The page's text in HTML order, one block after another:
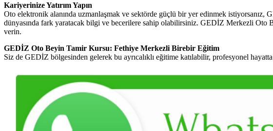
Kariyerinize Yatırım Yapın
Oto elektronik alanında uzmanlaşmak ve sektörde güçlü bir yer edinmek
dünyasında fark yaratacak bilgi ve becerilere sahip olabilirsiniz. GEDİZ Merkezli Oto
verin.
GEDİZ Oto Beyin Tamir Kursu: Fethiye Merkezli Birebir Eğitim
Siz de GEDİZ bölgesinden gelerek bu ayrıcalıklı eğitime katılabilir, profesyonel